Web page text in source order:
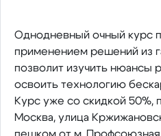
Однодневный очный курс
применением решений из
позволит изучить нюансы
освоить технологию
Курс уже со скидкой 50%,
Москва, улица